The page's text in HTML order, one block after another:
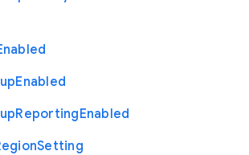
Enabled
ReportingEnabled
Setting